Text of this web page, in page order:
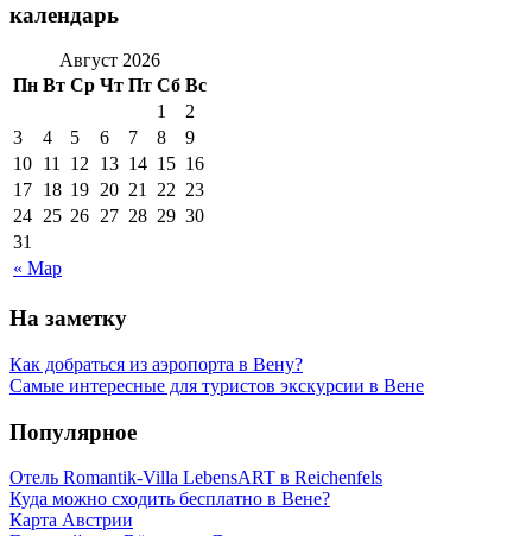
календарь
Август 2026
Пн Вт Ср Чт Пт Сб Вс
« Мар
1
2
3
4 5 6 7 8
9
10 11 12 13 14 15 16
17 18 19 20 21 22 23
24 25 26 27 28 29 30
31
На заметку
Как добраться из аэропорта в Вену?
Самые интересные для туристов экскурсии в Вене
Популярное
Отель Romantik-Villa LebensART в Reichenfels
Куда можно сходить бесплатно в Вене?
Карта Австрии